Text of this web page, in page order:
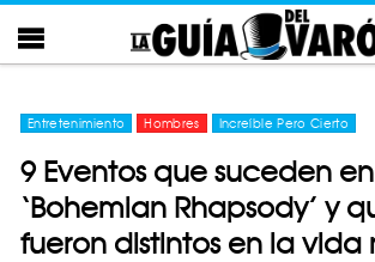
Entretenimiento Hombres Increíble Pero Cierto
9 Eventos que suceden en
‘Bohemian Rhapsody’ y
fueron distintos en la vida